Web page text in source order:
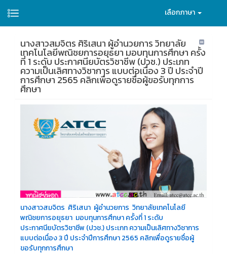
เลือกภาษา
นางสาวสมจิตร ศิริเสนา ผู้อำนวยการ วิทยาลัย
เทคโนโลยีพณิชยการอยุธยา มอบทุนการศึกษา ครั้ง
ที่ 1 ระดับ ประกาศนียบัตรวิชาชีพ (ปวช.) ประเภท
ความเป็นเลิศทางวิชาการ แบบต่อเนื่อง 3 ปี ประจำปี
การศึกษา 2565 คลิกเพื่อดูรายชื่อผู้ขอรับทุกการ
ศึกษา
นางสาวสมจิตร ศิริเสนา ผู้อำนวยการ วิทยาลัยเทคโนโลยี
พณิชยการอยุธยา มอบทุนการศึกษา ครั้งที่ 1 ระดับ
ประกาศนียบัตรวิชาชีพ (ปวช.) ประเภท ความเป็นเลิศทางวิชาการ
แบบต่อเนื่อง 3 ปี ประจำปีการศึกษา 2565 คลิกเพื่อดูรายชื่อผู้
ขอรับทุกการศึกษา